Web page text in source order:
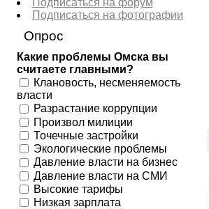
Подписаться на форум
Подписаться на фотографии
Опрос
Какие проблемы Омска вы
считаете главными?
Клановость, несменяемость
власти
Разрастание коррупции
Произвол милиции
Точечные застройки
Экологические проблемы
Давление власти на бизнес
Давление власти на СМИ
Высокие тарифы
Низкая зарплата